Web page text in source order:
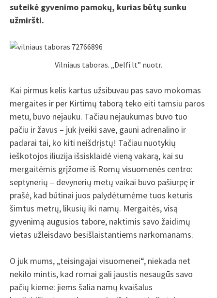
suteikė gyvenimo pamokų, kurias būtų sunku
užmiršti.
Vilniaus taboras. „Delfi.lt” nuotr.
Kai pirmus kelis kartus užsibuvau pas savo mokomas
mergaites ir per Kirtimų taborą teko eiti tamsiu paros
metu, buvo nejauku. Tačiau nejaukumas buvo tuo
pačiu ir žavus – juk įveiki save, gauni adrenalino ir
padarai tai, ko kiti neišdrįstų! Tačiau nuotykių
ieškotojos iliuzija išsisklaidė vieną vakarą, kai su
mergaitėmis grįžome iš Romų visuomenės centro:
septynerių – devynerių metų vaikai buvo pašiurpę ir
prašė, kad būtinai juos palydėtumėme tuos keturis
šimtus metrų, likusių iki namų. Mergaitės, visą
gyvenimą augusios tabore, naktimis savo žaidimų
vietas užleisdavo besišlaistantiems narkomanams.
O juk mums, „teisingajai visuomenei“, niekada net
nekilo mintis, kad romai gali jaustis nesaugūs savo
pačių kieme: jiems šalia namų kvaišalus